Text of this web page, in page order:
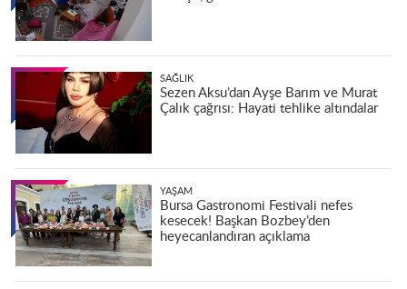
SAĞLIK
Sezen Aksu’dan Ayşe Barım ve Murat
Çalık çağrısı: Hayati tehlike altındalar
YAŞAM
Bursa Gastronomi Festivali nefes
kesecek! Başkan Bozbey’den
heyecanlandıran açıklama